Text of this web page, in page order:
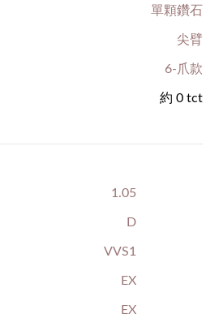
單顆鑽石
尖臂
6-爪款
約 0 tct
1.05
D
VVS1
EX
EX